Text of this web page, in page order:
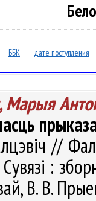
ББК дате поступления
Марыя
//
Сувязі :
В. В.